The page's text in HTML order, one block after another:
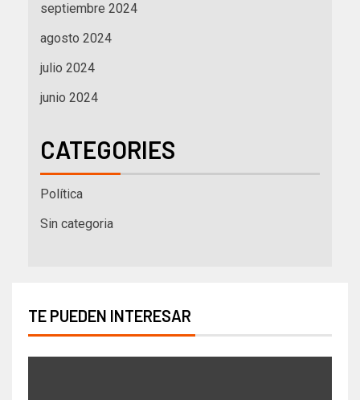
septiembre 2024
agosto 2024
julio 2024
junio 2024
CATEGORIES
Política
Sin categoria
TE PUEDEN INTERESAR